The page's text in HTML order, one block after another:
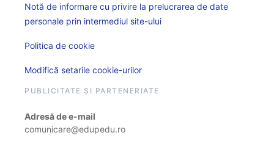
Notă de informare cu privire la prelucrarea de date
personale prin intermediul site-ului
Politica de cookie
Modifică setarile cookie-urilor
PUBLICITATE ȘI PARTENERIATE
Adresă de e-mail
comunicare@edupedu.ro